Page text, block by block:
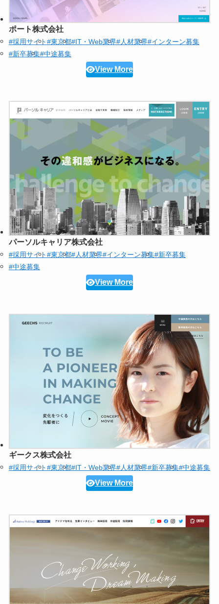
ポート株式会社
#採用サイト#東京都#IT・Web業界#人材業界#インターン募集
#新卒募集#中途募集
View More
パーソルキャリア株式会社
#採用サイト#東京都#人材業界#インターン募集#新卒募集
#中途募集
View More
ギークス株式会社
#採用サイト#東京都#IT・Web業界#人材業界#新卒募集#中途募集
View More